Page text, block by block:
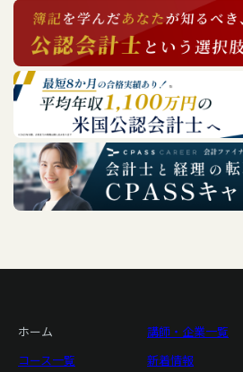
ホーム
コース一覧
講師・企業一覧
新着情報